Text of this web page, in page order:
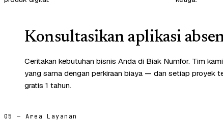
Konsultasikan aplikasi
Ceritakan kebutuhan bisnis Anda di Biak Numfor. Tim
yang sama dengan perkiraan biaya — dan setiap proyek
gratis 1 tahun.
05 — Area Layanan